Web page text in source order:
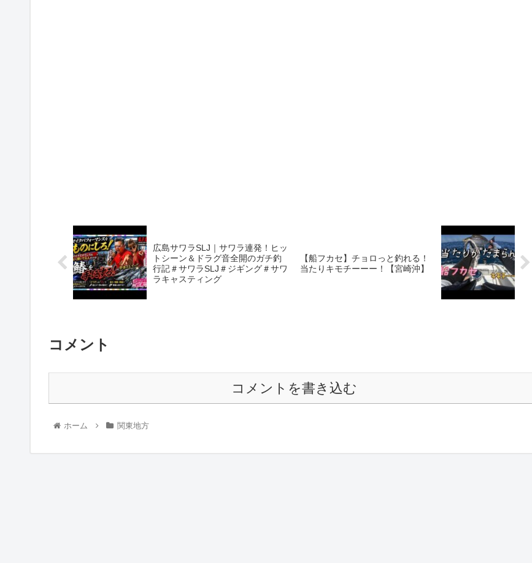
広島サワラSLJ｜サワラ連発！ヒッ
トシーン＆ドラグ音全開のガチ釣
行記＃サワラSLJ＃ジギング＃サワ
ラキャスティング
【船フカセ】チョロっと釣れる！
当たりキモチーーー！【宮崎沖】
コメント
コメントを書き込む
ホーム 関東地方